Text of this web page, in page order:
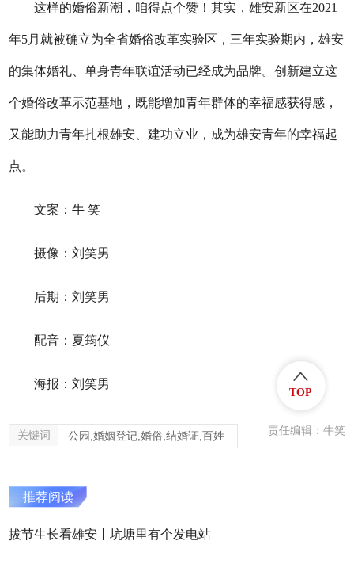
这样的婚俗新潮，咱得点个赞！其实，雄安新区在2021
年5月就被确立为全省婚俗改革实验区，三年实验期内，雄安
的集体婚礼、单身青年联谊活动已经成为品牌。创新建立这
个婚俗改革示范基地，既能增加青年群体的幸福感获得感，
又能助力青年扎根雄安、建功立业，成为雄安青年的幸福起
点。
文案：牛笑
摄像：刘笑男
后期：刘笑男
配音：夏筠仪
海报：刘笑男
关键词 公园,婚姻登记,婚俗,结婚证,百姓 责任编辑：牛笑
推荐阅读
拔节生长看雄安丨坑塘里有个发电站
TOP